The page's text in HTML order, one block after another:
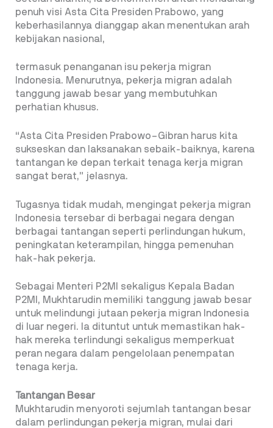
penuh visi Asta Cita Presiden Prabowo, yang
keberhasilannya dianggap akan menentukan arah
kebijakan nasional,
termasuk penanganan isu pekerja migran
Indonesia. Menurutnya, pekerja migran adalah
tanggung jawab besar yang membutuhkan
perhatian khusus.
“Asta Cita Presiden Prabowo–Gibran harus kita
sukseskan dan laksanakan sebaik-baiknya, karena
tantangan ke depan terkait tenaga kerja migran
sangat berat,” jelasnya.
Tugasnya tidak mudah, mengingat pekerja migran
Indonesia tersebar di berbagai negara dengan
berbagai tantangan seperti perlindungan hukum,
peningkatan keterampilan, hingga pemenuhan
hak-hak pekerja.
Sebagai Menteri P2MI sekaligus Kepala Badan
P2MI, Mukhtarudin memiliki tanggung jawab besar
untuk melindungi jutaan pekerja migran Indonesia
di luar negeri. Ia dituntut untuk memastikan hak-
hak mereka terlindungi sekaligus memperkuat
peran negara dalam pengelolaan penempatan
tenaga kerja.
Tantangan Besar
Mukhtarudin menyoroti sejumlah tantangan besar
dalam perlindungan pekerja migran, mulai dari